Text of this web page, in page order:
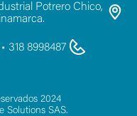
Potrero Chico,
318 8998487
2024
Solutions SAS.